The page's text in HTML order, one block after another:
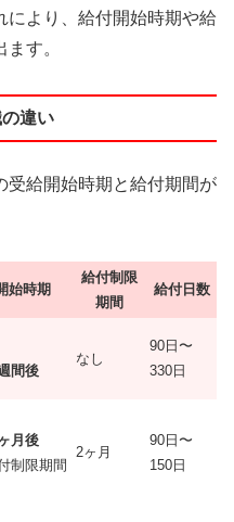
により、給付開始時期や給
す。
違い
受給開始時期と給付期間が
始時期
給付制限
期間
給付日数
間後
なし
90日〜
330日
月後
制限期間
2ヶ月
90日〜
150日